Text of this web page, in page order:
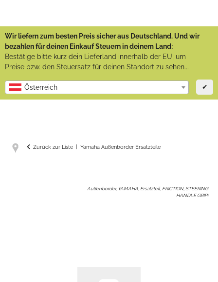
Wir liefern zum besten Preis sicher aus Deutschland. Und wir
bezahlen für deinen Einkauf Steuern in deinem Land:
Bestätige bitte kurz dein Lieferland innerhalb der EU, um
Preise bzw. den Steuersatz für deinen Standort zu sehen...
Österreich ✔
Zurück zur Liste Yamaha Außenborder Ersatzteile
Außenborder, YAMAHA, Ersatzteil, FRICTION, STEERING
HANDLE GRIP: